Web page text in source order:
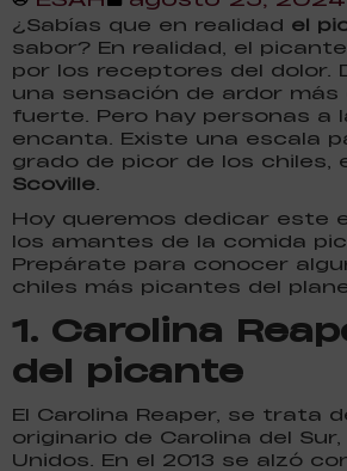
¿Sabías que en realidad el
sabor? En realidad, el
por los receptores del dolor.
una sensación de ardor más
fuerte. Pero hay personas a
encanta. Existe una escala
grado de picor de los chiles,
Scoville.
Hoy queremos dedicar este
los amantes de la comida
Prepárate para conocer
chiles más picantes del
1. Carolina
del picante
El Carolina Reaper, se trata
originario de Carolina del
Unidos. En el 2013 se alzó